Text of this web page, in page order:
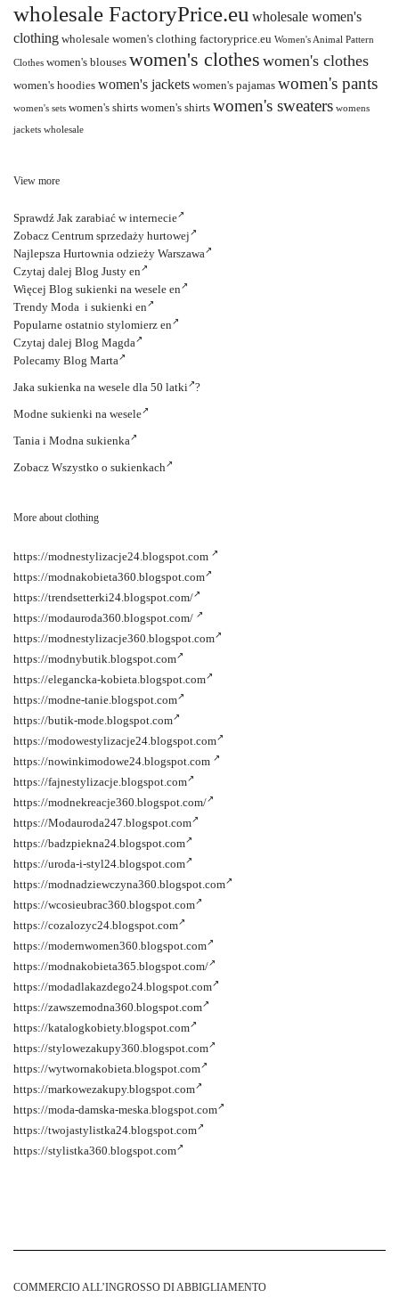
wholesale FactoryPrice.eu wholesale women's
clothing wholesale women's clothing factoryprice.eu Women's Animal Pattern
Clothes women's blouses women's clothes women's clothes
women's hoodies women's jackets women's pajamas women's pants
women's sets women's shirts women's shirts women's sweaters womens
jackets wholesale
View more
Sprawdź Jak zarabiać w internecie
Zobacz Centrum sprzedaży hurtowej
Najlepsza Hurtownia odzieży Warszawa
Czytaj dalej Blog Justy en
Więcej Blog sukienki na wesele en
Trendy Moda i sukienki en
Popularne ostatnio stylomierz en
Czytaj dalej Blog Magda
Polecamy Blog Marta
Jaka sukienka na wesele dla 50 latki ?
Modne sukienki na wesele
Tania i Modna sukienka
Zobacz Wszystko o sukienkach
More about clothing
https://modnestylizacje24.blogspot.com
https://modnakobieta360.blogspot.com
https://trendsetterki24.blogspot.com/
https://modauroda360.blogspot.com/
https://modnestylizacje360.blogspot.com
https://modnybutik.blogspot.com
https://elegancka-kobieta.blogspot.com
https://modne-tanie.blogspot.com
https://butik-mode.blogspot.com
https://modowestylizacje24.blogspot.com
https://nowinkimodowe24.blogspot.com
https://fajnestylizacje.blogspot.com
https://modnekreacje360.blogspot.com/
https://Modauroda247.blogspot.com
https://badzpiekna24.blogspot.com
https://uroda-i-styl24.blogspot.com
https://modnadziewczyna360.blogspot.com
https://wcosieubrac360.blogspot.com
https://cozalozyc24.blogspot.com
https://modernwomen360.blogspot.com
https://modnakobieta365.blogspot.com/
https://modadlakazdego24.blogspot.com
https://zawszemodna360.blogspot.com
https://katalogkobiety.blogspot.com
https://stylowezakupy360.blogspot.com
https://wytwornakobieta.blogspot.com
https://markowezakupy.blogspot.com
https://moda-damska-meska.blogspot.com
https://twojastylistka24.blogspot.com
https://stylistka360.blogspot.com
COMMERCIO ALL’INGROSSO DI ABBIGLIAMENTO